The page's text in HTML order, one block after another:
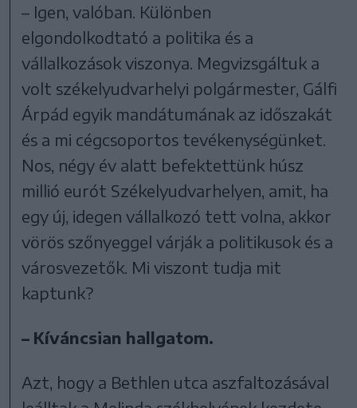
– Igen, valóban. Különben
elgondolkodtató a politika és a
vállalkozások viszonya. Megvizsgáltuk a
volt székelyudvarhelyi polgármester, Gálfi
Árpád egyik mandátumának az időszakát
és a mi cégcsoportos tevékenységünket.
Nos, négy év alatt befektettünk húsz
millió eurót Székelyudvarhelyen, amit, ha
egy új, idegen vállalkozó tett volna, akkor
vörös szőnyeggel várják a politikusok és a
városvezetők. Mi viszont tudja mit
kaptunk?
– Kíváncsian hallgatom.
Azt, hogy a Bethlen utca aszfaltozásával